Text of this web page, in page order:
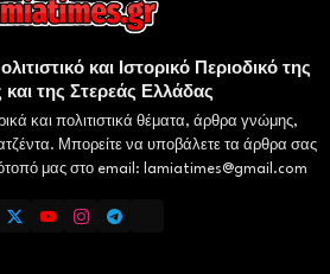
και Ιστορικό Περιοδικό της
και της Στερεάς Ελλάδας
και πολιτιστικά θέματα, άρθρα γνώμης,
Μπορείτε να υποβάλετε τα άρθρα σας
μας στο email: lamiatimes@gmail.com